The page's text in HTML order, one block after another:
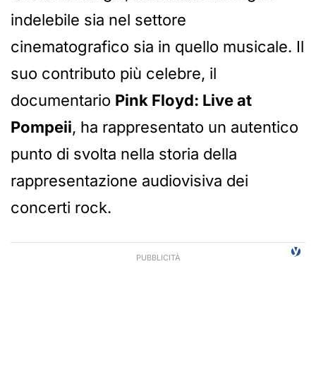
indelebile sia nel settore
cinematografico sia in quello musicale. Il
suo contributo più celebre, il
documentario Pink Floyd: Live at
Pompeii, ha rappresentato un autentico
punto di svolta nella storia della
rappresentazione audiovisiva dei
concerti rock.